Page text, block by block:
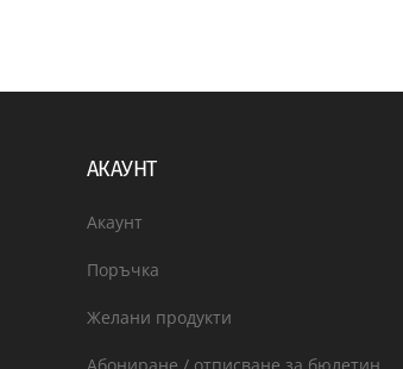
АКАУНТ
Акаунт
Поръчка
Желани продукти